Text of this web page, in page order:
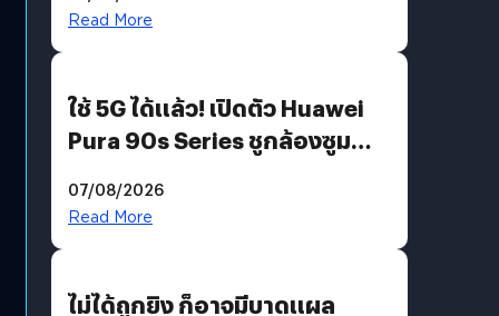
บริโภคและ B2B
Read More
ใช้ 5G ได้แล้ว! เปิดตัว Huawei
Pura 90s Series ชูกล้องซูม
07/08/2026
Read More
ไม่ได้ถูกยิง ก็อาจมีบาดแผล